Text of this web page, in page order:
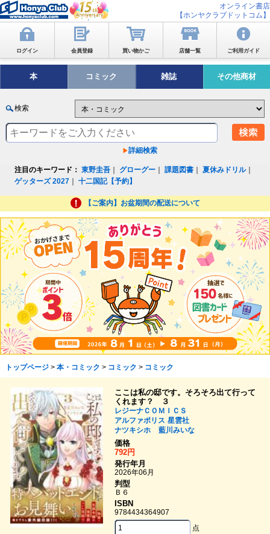
オンライン書店
【ホンヤクラブドットコム】
ログイン 会員登録 買い物かご 店舗一覧 ご利用ガイド
本 コミック 雑誌 その他商材
検索
詳細検索
注目のキーワード： 東野圭吾 グローグー ｜課題図書 ｜夏休みドリル｜
ゲッターズ 2027 ｜十二国記【予約】
【ご案内】お盆期間の配送について
トップページ> 本・コミック > コミック > コミック
ここは私の邸です。そろそろ出て行って
くれます？ ３
レジーナＣＯＭＩＣＳ
アルファポリス 星雲社
ナツキシホ
藍川みいな
価格
792円
発行年月
2026年06月
判型
Ｂ６
ISBN
9784434364907
点